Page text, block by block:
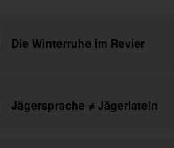
Die Winterruhe im Revier
Jägersprache ≠ Jägerlatein